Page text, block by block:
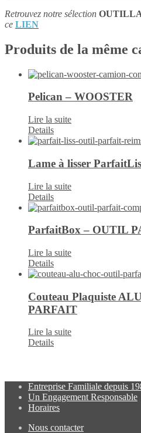
Retrouvez notre sélection
ce LIEN
Produits de la même
Pelican – WOOSTER
Lire la suite
Details
Lame à lisser
Lire la suite
Details
ParfaitBox – OUTIL
Lire la suite
Details
Couteau Plaquiste
PARFAIT
Lire la suite
Details
Entreprise Familiale depuis
Un Engagement Responsable
Horaires
Nous contacter